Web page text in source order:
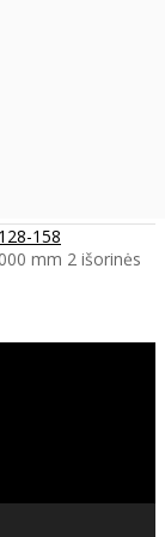
158
mm 2 išorinės